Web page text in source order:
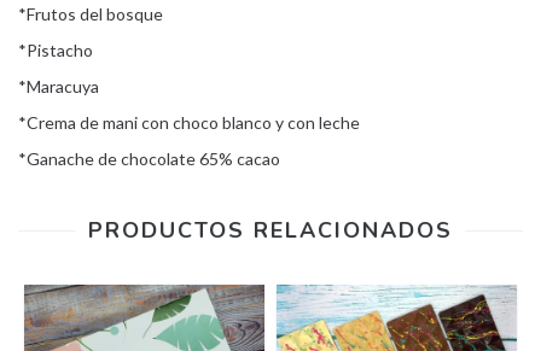
*Frutos del bosque
*Pistacho
*Maracuya
*Crema de mani con choco blanco y con leche
*Ganache de chocolate 65% cacao
PRODUCTOS RELACIONADOS